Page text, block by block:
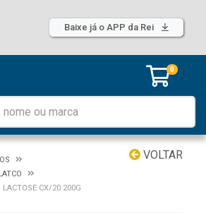
Baixe já o APP da Rei
0
VOLTAR
CX/20 200G